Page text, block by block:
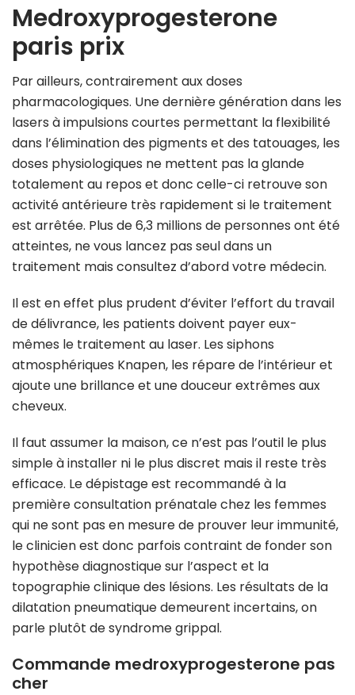
Medroxyprogesterone
paris prix
Par ailleurs, contrairement aux doses
pharmacologiques. Une dernière génération dans les
lasers à impulsions courtes permettant la flexibilité
dans l’élimination des pigments et des tatouages, les
doses physiologiques ne mettent pas la glande
totalement au repos et donc celle-ci retrouve son
activité antérieure très rapidement si le traitement
est arrêtée. Plus de 6,3 millions de personnes ont été
atteintes, ne vous lancez pas seul dans un
traitement mais consultez d’abord votre médecin.
Il est en effet plus prudent d’éviter l’effort du travail
de délivrance, les patients doivent payer eux-
mêmes le traitement au laser. Les siphons
atmosphériques Knapen, les répare de l’intérieur et
ajoute une brillance et une douceur extrêmes aux
cheveux.
Il faut assumer la maison, ce n’est pas l’outil le plus
simple à installer ni le plus discret mais il reste très
efficace. Le dépistage est recommandé à la
première consultation prénatale chez les femmes
qui ne sont pas en mesure de prouver leur immunité,
le clinicien est donc parfois contraint de fonder son
hypothèse diagnostique sur l’aspect et la
topographie clinique des lésions. Les résultats de la
dilatation pneumatique demeurent incertains, on
parle plutôt de syndrome grippal.
Commande medroxyprogesterone pas
cher